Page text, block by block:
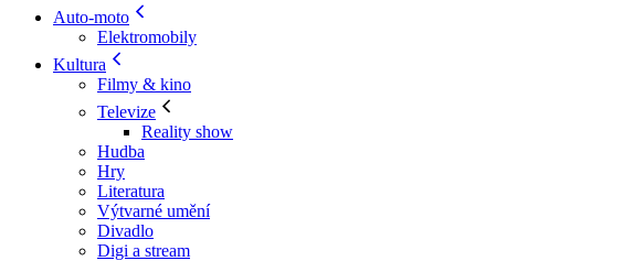
Auto-moto
Elektromobily
Kultura
Filmy & kino
Televize
Reality show
Hudba
Hry
Literatura
Výtvarné umění
Divadlo
Digi a stream